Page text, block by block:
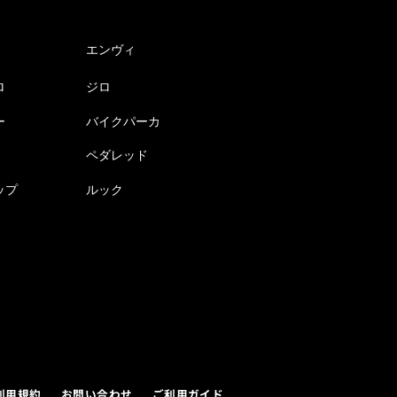
エンヴィ
ジロ
バイクパーカ
ペダレッド
プ ルック